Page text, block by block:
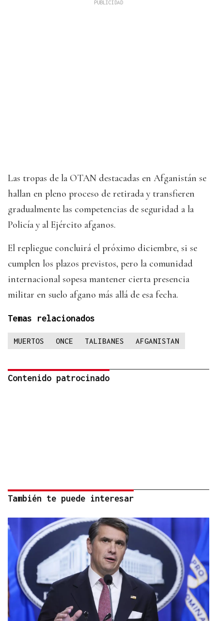
Las tropas de la OTAN destacadas en Afganistán se
hallan en pleno proceso de retirada y transfieren
gradualmente las competencias de seguridad a la
Policía y al Ejército afganos.
El repliegue concluirá el próximo diciembre, si se
cumplen los plazos previstos, pero la comunidad
internacional sopesa mantener cierta presencia
militar en suelo afgano más allá de esa fecha.
Temas relacionados
MUERTOS ONCE TALIBANES AFGANISTAN
Contenido patrocinado
También te puede interesar